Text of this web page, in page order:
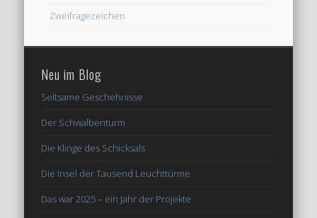
Zweifragezeichen
Neu im Blog
Seltsame Geschehnisse
Der Schwalbenturm
Die Klinge des Schicksals
Die Insel der Tausend Leuchttürme
Das war 2025 – ein Jahr der Projekte